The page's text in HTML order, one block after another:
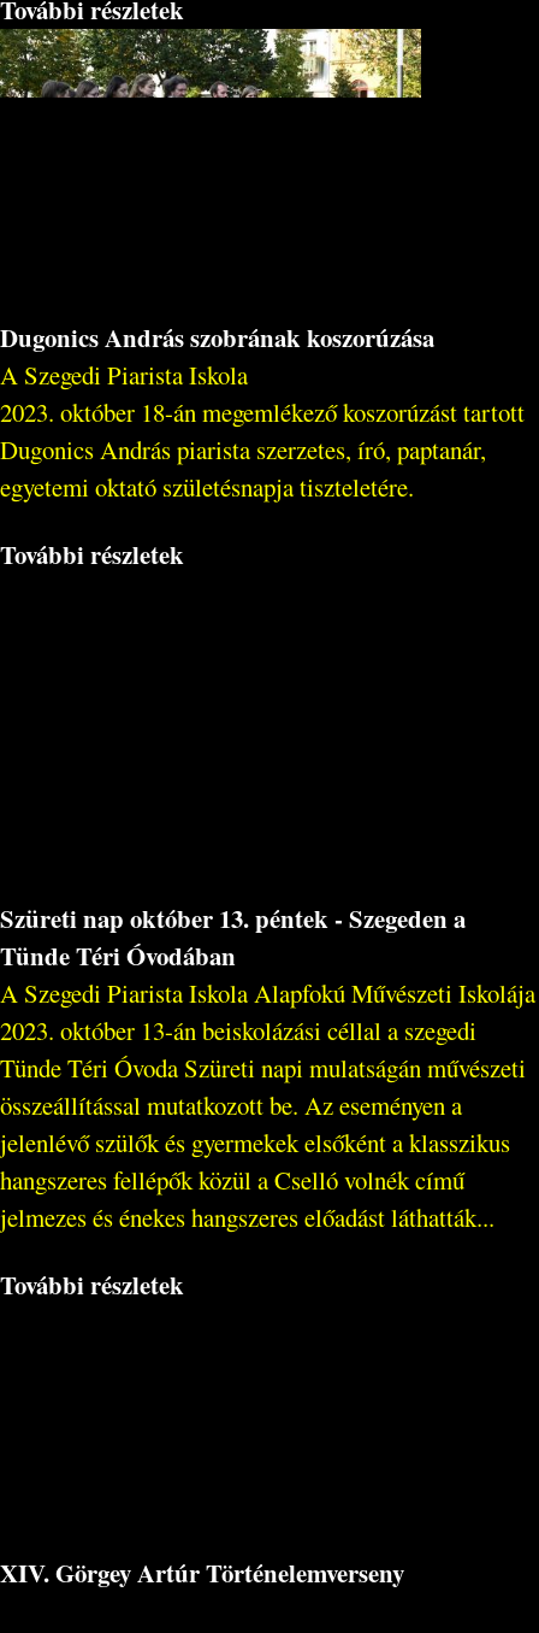
További részletek
Dugonics András szobrának koszorúzása
A Szegedi Piarista Iskola
2023. október 18-án megemlékező koszorúzást tartott
Dugonics András piarista szerzetes, író, paptanár,
egyetemi oktató születésnapja tiszteletére.
További részletek
Szüreti nap október 13. péntek - Szegeden a
Tünde Téri Óvodában
A Szegedi Piarista Iskola Alapfokú Művészeti Iskolája
2023. október 13-án beiskolázási céllal a szegedi
Tünde Téri Óvoda Szüreti napi mulatságán művészeti
összeállítással mutatkozott be. Az eseményen a
jelenlévő szülők és gyermekek elsőként a klasszikus
hangszeres fellépők közül a Cselló volnék című
jelmezes és énekes hangszeres előadást láthatták...
További részletek
XIV. Görgey Artúr Történelemverseny